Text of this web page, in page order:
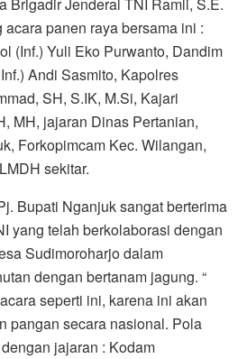
Brigadir Jenderal TNI Ramli, S.E.
panen raya bersama ini :
(Inf.) Yuli Eko Purwanto, Dandim
Andi Sasmito, Kapolres
SH, S.IK, M.Si, Kajari
MH, jajaran Dinas Pertanian,
Forkopimcam Kec. Wilangan,
sekitar.
Bupati Nganjuk sangat berterima
yang telah berkolaborasi dengan
Sudimoroharjo dalam
dengan bertanam jagung. “
seperti ini, karena ini akan
pangan secara nasional. Pola
jajaran : Kodam